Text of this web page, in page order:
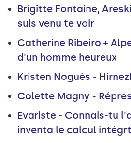
Brigitte Fontaine,
suis venu te voir
Catherine Ribeiro +
d'un homme heureux
Kristen Noguès -
Colette Magny -
Evariste - Connais-tu
inventa le calcul